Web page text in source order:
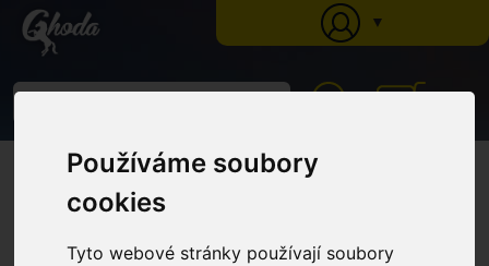
Používáme soubory
cookies
Tyto webové stránky používají soubory
▼
»Katalog »Péče o koně»Péče o kopyta» Bylinný olej na kopyta,
nádobka se štětcem 450 ml
Bylinný olej na kopyta, nádobka
se štětcem 450 ml